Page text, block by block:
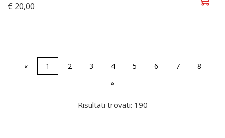
€ 20,00
« 1 2 3 4 5 6 7
8
»
Risultati trovati: 190